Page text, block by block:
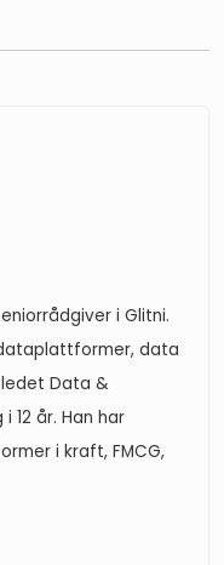
i Glitni.
data
Data &
12 år. Han har
i kraft, FMCG,